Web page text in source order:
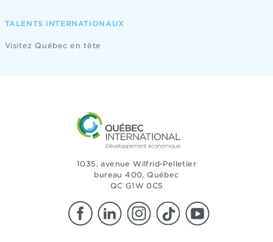
TALENTS INTERNATIONAUX
Visitez Québec en tête
1035, avenue Wilfrid-Pelletier
bureau 400, Québec
QC G1W 0C5